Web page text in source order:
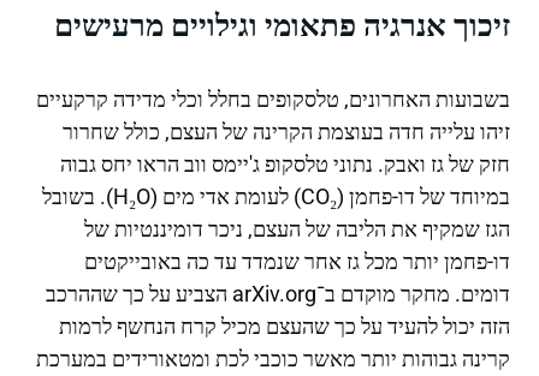
זיכוך אנרגיה פתאומי וגילויים מרעישים
בשבועות האחרונים, טלסקופים בחלל וכלי מדידה קרקעיים
זיהו עלייה חדה בעוצמת הקרינה של העצם, כולל שחרור
חזק של גז ואבק. נתוני טלסקופ ג'יימס ווב הראו יחס גבוה
במיוחד של דו-פחמן (CO₂) לעומת אדי מים (H₂O). בשובל
הגז שמקיף את הליבה של העצם, ניכר דומיננטיות של
דו-פחמן יותר מכל גז אחר שנמדד עד כה באובייקטים
דומים. מחקר מוקדם ב־arXiv.org הצביע על כך שההרכב
הזה יכול להעיד על כך שהעצם מכיל קרח הנחשף לרמות
קרינה גבוהות יותר מאשר כוכבי לכת ומטאורידים במערכת